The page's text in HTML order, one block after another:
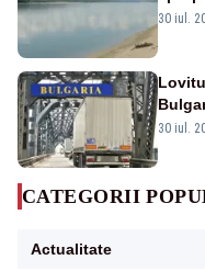
la
30 iul.
la 1
30 iul.
CATEGORII
Actualitate